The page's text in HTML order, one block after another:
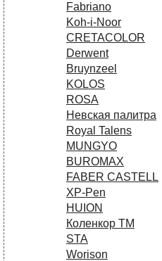
Fabriano
Koh-i-Noor
CRETACOLOR
Derwent
Bruynzeel
KOLOS
ROSA
Невская палитра
Royal Talens
MUNGYO
BUROMAX
FABER CASTELL
XP-Pen
HUION
Коленкор ТМ
STA
Worison